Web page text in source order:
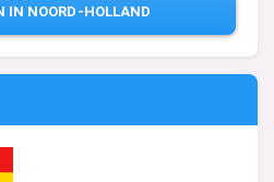
IN NOORD-HOLLAND